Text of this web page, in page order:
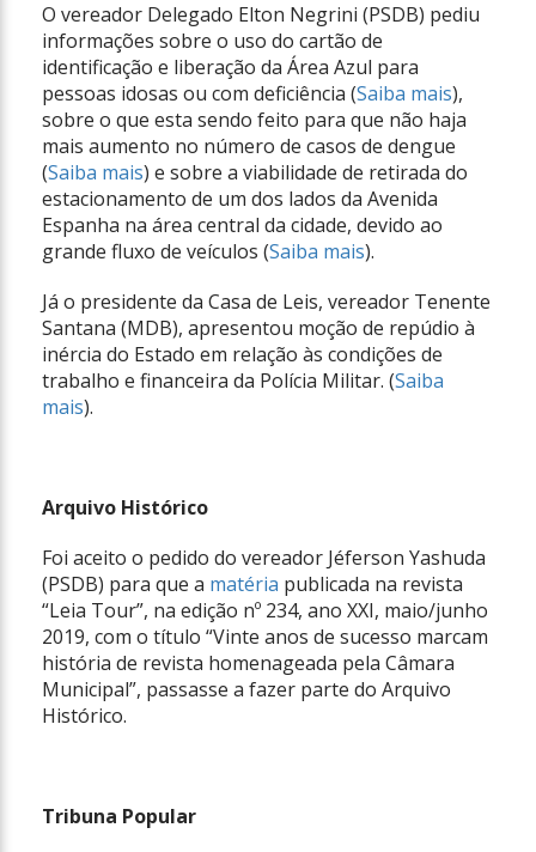
O vereador Delegado Elton Negrini (PSDB) pediu
informações sobre o uso do cartão de
identificação e liberação da Área Azul para
pessoas idosas ou com deficiência (Saiba mais),
sobre o que esta sendo feito para que não haja
mais aumento no número de casos de dengue
(Saiba mais) e sobre a viabilidade de retirada do
estacionamento de um dos lados da Avenida
Espanha na área central da cidade, devido ao
grande fluxo de veículos (Saiba mais).
Já o presidente da Casa de Leis, vereador Tenente
Santana (MDB), apresentou moção de repúdio à
inércia do Estado em relação às condições de
trabalho e financeira da Polícia Militar. (Saiba
mais).
Arquivo Histórico
Foi aceito o pedido do vereador Jéferson Yashuda
(PSDB) para que a matéria publicada na revista
“Leia Tour”, na edição nº 234, ano XXI, maio/junho
2019, com o título “Vinte anos de sucesso marcam
história de revista homenageada pela Câmara
Municipal”, passasse a fazer parte do Arquivo
Histórico.
Tribuna Popular